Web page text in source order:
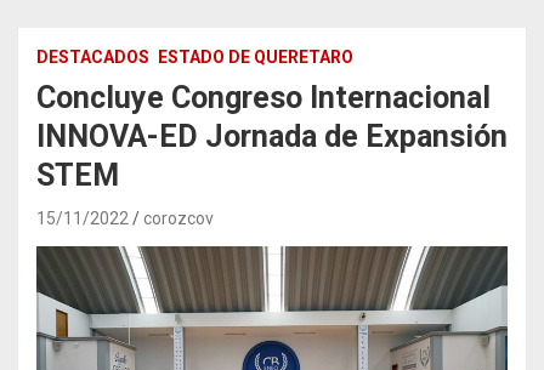
DESTACADOS ESTADO DE QUERETARO
Concluye Congreso Internacional
INNOVA-ED Jornada de Expansión
STEM
15/11/2022 corozcov